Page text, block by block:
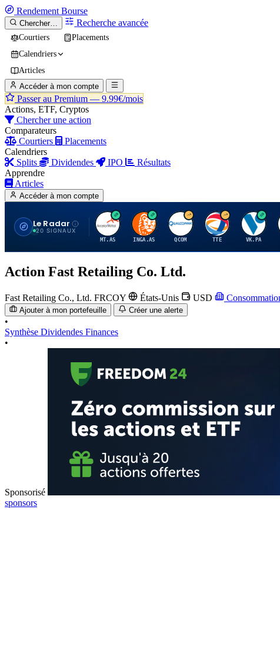
Rendement Bourse
Chercher… Recherche avancée
Courtiers
Placements
Calendriers
Articles
Accéder à mon compte
Passer au Premium — 9.99€/mois
Actions, ETF, Cryptos
Chercher une action
Comparateurs
Courtiers
Placements
Calendriers
Splits
Dividendes IPO
Résultats
Apprendre
Articles
Accéder à mon compte
Le Radar
20 SIGNAUX
A
MT.AS
I
INGA.AS
Q
QCOM
T
TTE
V
VK.PA
Action Fast Retailing Co. Ltd.
Fast Retailing Co., Ltd. FRCOY États-Unis USD
Ajouter à mon portefeuille Créer une alerte
•
Synthèse Dividendes Finances
•
Sponsorisé
sponsors